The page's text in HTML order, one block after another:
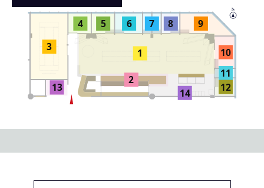
- About CASHIME
- For Users
N
1
2
3
4 5 6 7 8 9
10
11
12
13 14